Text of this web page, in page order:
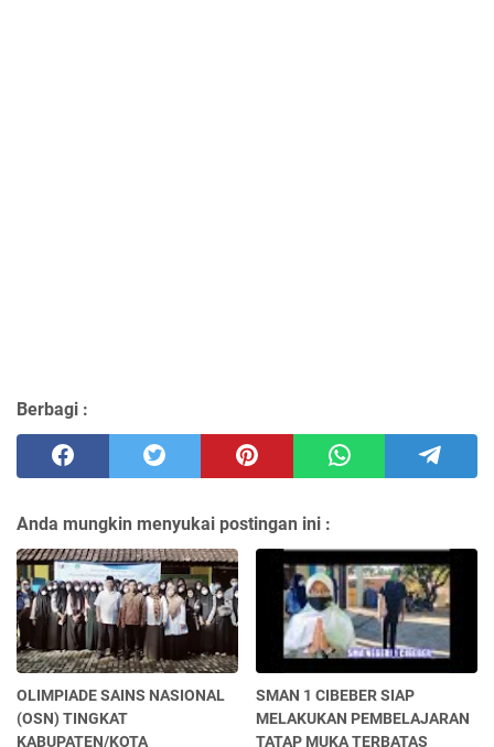
Berbagi :
Anda mungkin menyukai postingan ini :
OLIMPIADE SAINS NASIONAL
(OSN) TINGKAT
KABUPATEN/KOTA
SMAN 1 CIBEBER SIAP
MELAKUKAN PEMBELAJARAN
TATAP MUKA TERBATAS